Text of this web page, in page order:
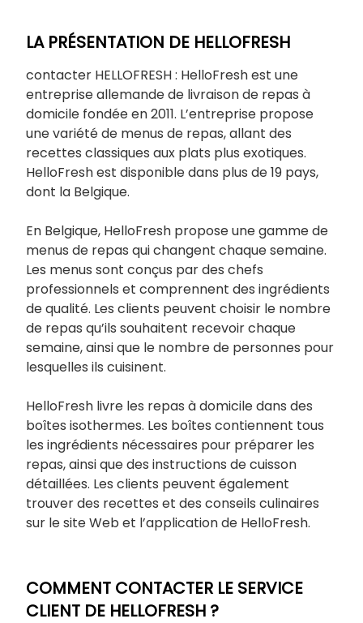
LA PRÉSENTATION DE HELLOFRESH
contacter HELLOFRESH : HelloFresh est une
entreprise allemande de livraison de repas à
domicile fondée en 2011. L’entreprise propose
une variété de menus de repas, allant des
recettes classiques aux plats plus exotiques.
HelloFresh est disponible dans plus de 19 pays,
dont la Belgique.
En Belgique, HelloFresh propose une gamme de
menus de repas qui changent chaque semaine.
Les menus sont conçus par des chefs
professionnels et comprennent des ingrédients
de qualité. Les clients peuvent choisir le nombre
de repas qu’ils souhaitent recevoir chaque
semaine, ainsi que le nombre de personnes pour
lesquelles ils cuisinent.
HelloFresh livre les repas à domicile dans des
boîtes isothermes. Les boîtes contiennent tous
les ingrédients nécessaires pour préparer les
repas, ainsi que des instructions de cuisson
détaillées. Les clients peuvent également
trouver des recettes et des conseils culinaires
sur le site Web et l’application de HelloFresh.
COMMENT CONTACTER LE SERVICE
CLIENT DE HELLOFRESH ?